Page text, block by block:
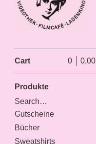
Cart 0,00
0
Produkte
Search…
Gutscheine
Bücher
Sweatshirts